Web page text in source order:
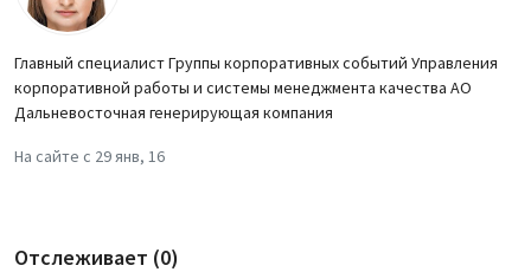
Архив
База знаний
Главный специалист Группы корпоративных событий Управления
корпоративной работы и системы менеджмента качества АО
Дальневосточная генерирующая компания
На сайте с 29 янв, 16
Отслеживает (0)